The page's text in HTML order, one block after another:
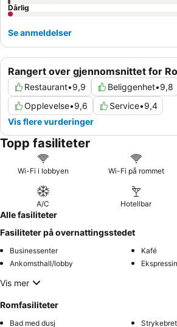
Rangert over gjennomsnittet for
Restaurant•9,9 Beliggenhet•9,8
Opplevelse•9,6 Service•9,4
Vis flere vurderinger
Dårlig
Se anmeldelser
Topp fasiliteter
Wi-Fi i lobbyen Wi-Fi på rommet
A/C Hotellbar
Alle fasiliteter
Fasiliteter på overnattingsstedet
Businessenter
Kafé
Ankomsthall/lobby
Vis mer
Romfasiliteter
Bad med dusj